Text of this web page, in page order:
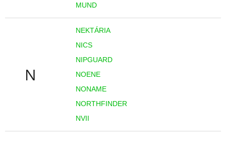
MUND
N
NEKTÁRIA
NICS
NIPGUARD
NOENE
NONAME
NORTHFINDER
NVII